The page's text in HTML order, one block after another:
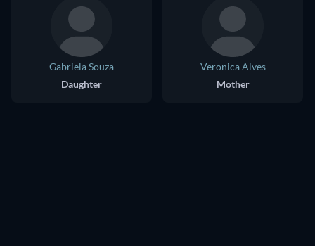
Gabriela Souza
Daughter
Veronica Alves
Mother